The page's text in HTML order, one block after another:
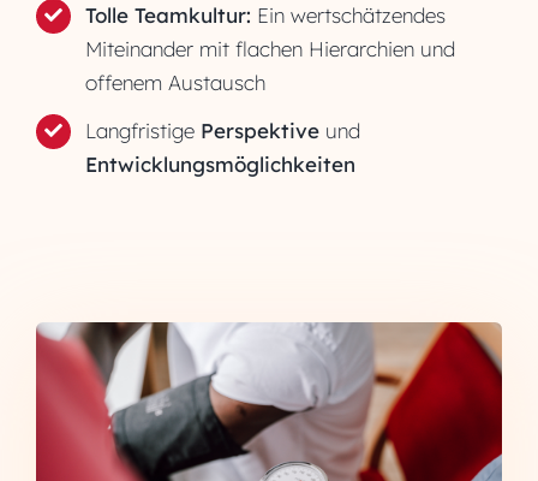
Tolle Teamkultur: Ein wertschätzendes
Miteinander mit flachen Hierarchien und
offenem Austausch
Langfristige Perspektiveund
Entwicklungsmöglichkeiten